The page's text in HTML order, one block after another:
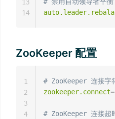
13
14
ZooKeeper 配置
# ZooKeeper 连接字
zookeeper.connect=
# ZooKeeper 连接超
1
2
3
4